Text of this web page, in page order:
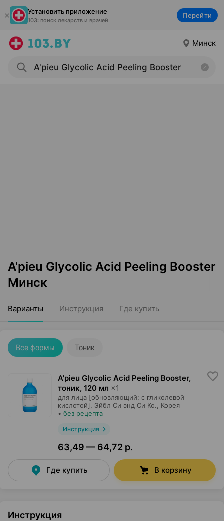
Установить приложение
103: поиск лекарств и врачей
Перейти
Минск
A'pieu Glycolic Acid Peeling Booster
Минск
Варианты Инструкция Где купить
Все формы Тоник
A'pieu Glycolic Acid Peeling Booster,
тоник, 120 мл ×1
для лица [обновляющий; с гликолевой
кислотой],
Эйбл Си энд Си Ко.
, Корея
• без рецепта
Инструкция
63,49 — 64,72 р.
Где купить В корзину
Инструкция